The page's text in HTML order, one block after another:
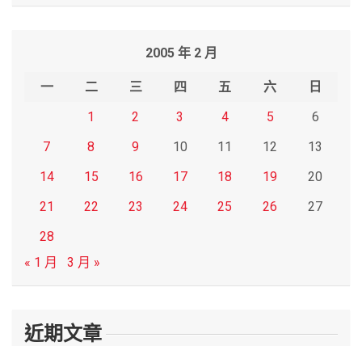
2005 年 2 月
一 二 三 四 五 六
日
1
2 3 4 5
6
7
8 9 10 11 12
13
14
15 16 17 18 19
20
21
22 23 24 25 26
27
28
« 1 月
3 月 »
近期文章